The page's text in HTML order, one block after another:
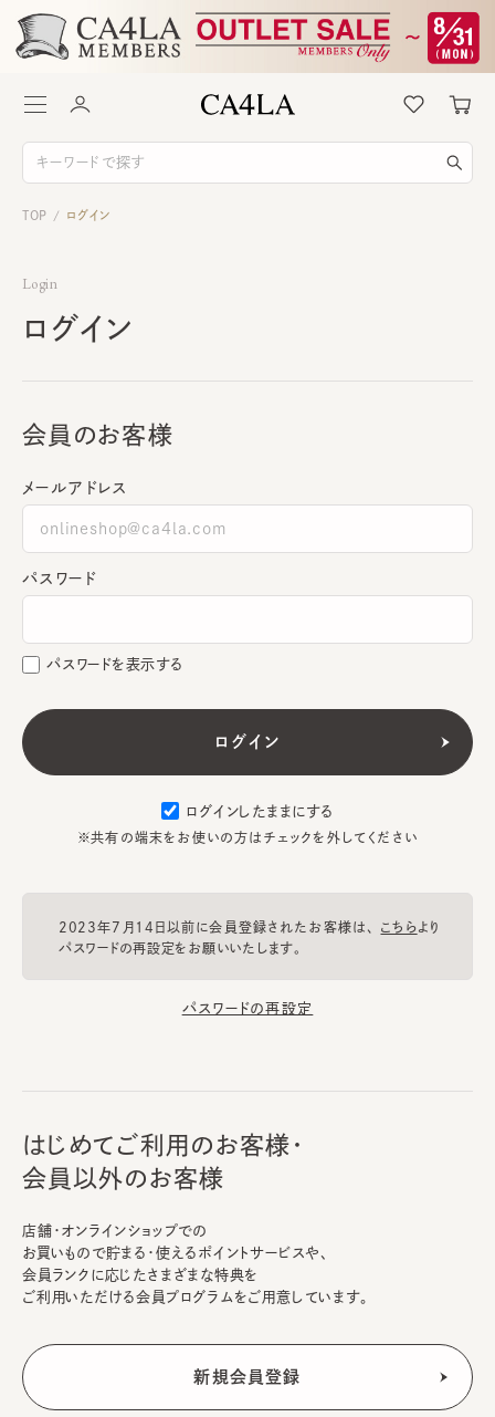
TOP / ログイン
Login
ログイン
会員のお客様
メールアドレス
パスワード
パスワードを表示する
ログインしたままにする
※共有の端末をお使いの方はチェックを外してください
2023年7月14日以前に会員登録されたお客様は、 こちらより
パスワードの再設定をお願いいたします。
パスワードの再設定
はじめてご利用のお客様・
会員以外のお客様
店舗・オンラインショップでの
お買いもので貯まる・使えるポイントサービスや、
会員ランクに応じたさまざまな特典を
ご利用いただける会員プログラムをご用意しています。